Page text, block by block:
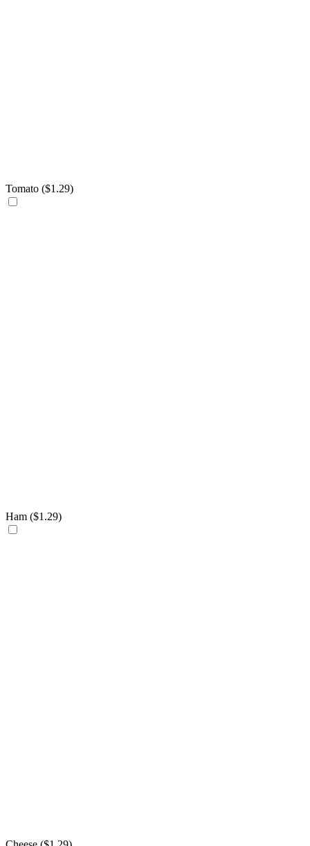
Tomato ($1.29)
Ham ($1.29)